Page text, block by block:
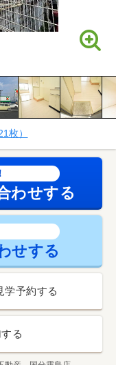
枚）
わせする
せする
学予約する
る